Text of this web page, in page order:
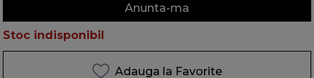
Anunta-ma
Stoc indisponibil
Adauga la Favorite